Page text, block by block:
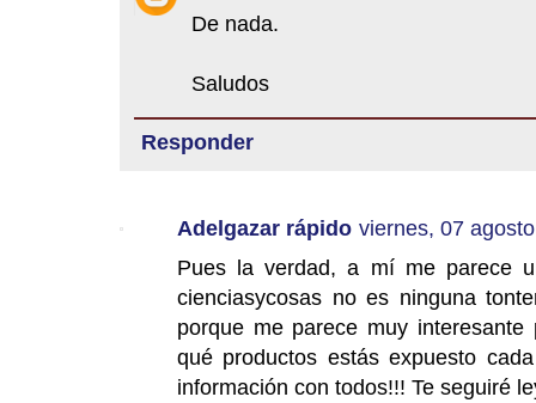
De nada.
Saludos
Responder
Adelgazar rápido viernes, 07
Pues la verdad, a mí me parece
cienciasycosas no es ninguna
porque me parece muy
qué productos estás expuesto
información con todos!!! Te seguiré